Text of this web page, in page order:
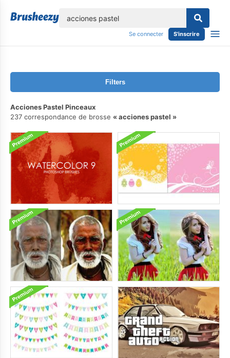
Se connecter S'inscrire
Filters
Acciones Pastel Pinceaux
237 correspondance de brosse
acciones pastel